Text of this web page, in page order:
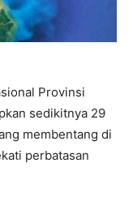
Provinsi
sedikitnya 29
membentang di
perbatasan